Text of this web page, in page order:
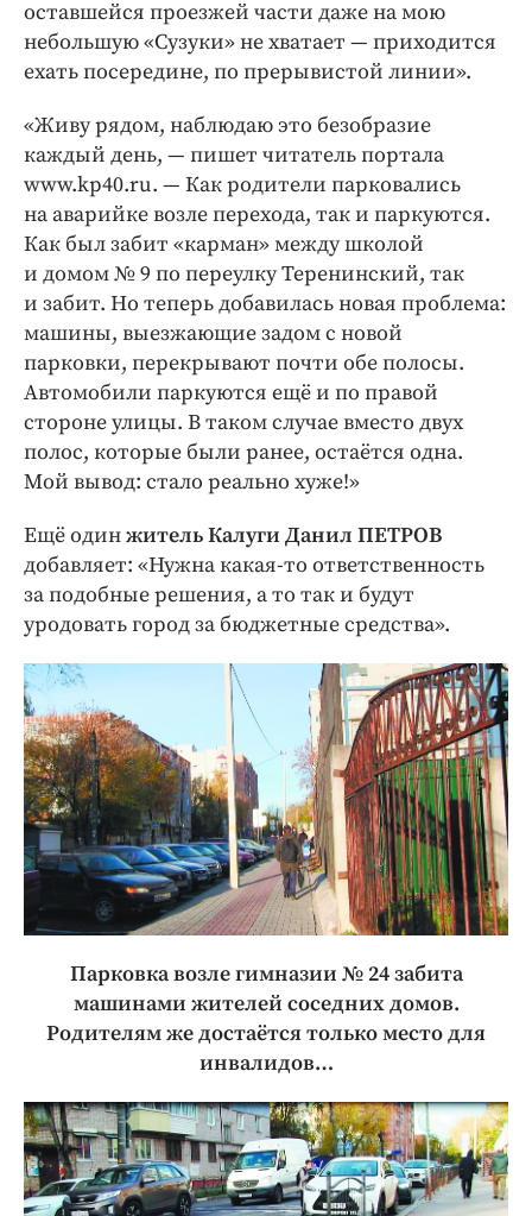
оставшейся проезжей части даже на мою
небольшую «Сузуки» не хватает — приходится
ехать посередине, по прерывистой линии».
«Живу рядом, наблюдаю это безобразие
каждый день, — пишет читатель портала
www.kp40.ru. — Как родители парковались
на аварийке возле перехода, так и паркуются.
Как был забит «карман» между школой
и домом № 9 по переулку Теренинский, так
и забит. Но теперь добавилась новая проблема:
машины, выезжающие задом с новой
парковки, перекрывают почти обе полосы.
Автомобили паркуются ещё и по правой
стороне улицы. В таком случае вместо двух
полос, которые были ранее, остаётся одна.
Мой вывод: стало реально хуже!»
Ещё одинжитель Калуги Данил ПЕТРОВ
добавляет: «Нужна какая-то ответственность
за подобные решения, а то так и будут
уродовать город за бюджетные средства».
Парковка возле гимназии № 24 забита
машинами жителей соседних домов.
Родителям же достаётся только место для
инвалидов…